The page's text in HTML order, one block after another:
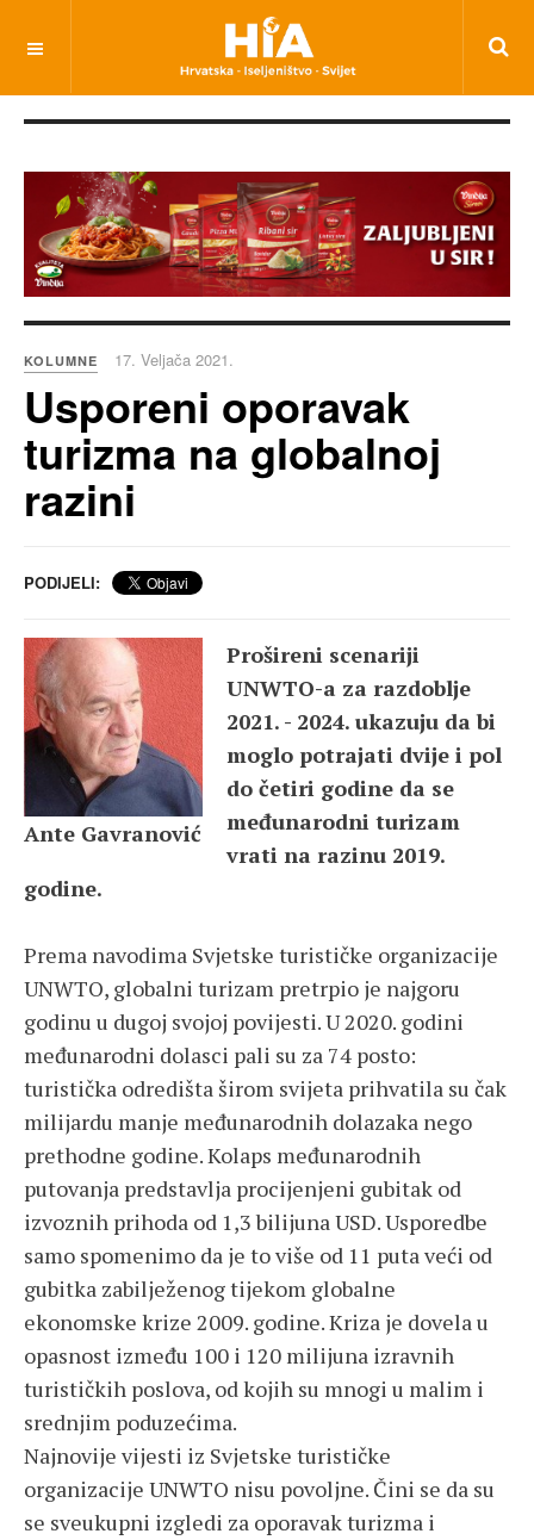
KOLUMNE 17. Veljača 2021.
Usporeni oporavak
turizma na globalnoj
razini
PODIJELI:
Ante Gavranović
Prošireni scenariji
UNWTO-a za razdoblje
2021. - 2024. ukazuju da bi
moglo potrajati dvije i pol
do četiri godine da se
međunarodni turizam
vrati na razinu 2019.
godine.
Prema navodima Svjetske turističke organizacije
UNWTO, globalni turizam pretrpio je najgoru
godinu u dugoj svojoj povijesti. U 2020. godini
međunarodni dolasci pali su za 74 posto:
turistička odredišta širom svijeta prihvatila su čak
milijardu manje međunarodnih dolazaka nego
prethodne godine. Kolaps međunarodnih
putovanja predstavlja procijenjeni gubitak od
izvoznih prihoda od 1,3 bilijuna USD. Usporedbe
samo spomenimo da je to više od 11 puta veći od
gubitka zabilježenog tijekom globalne
ekonomske krize 2009. godine. Kriza je dovela u
opasnost između 100 i 120 milijuna izravnih
turističkih poslova, od kojih su mnogi u malim i
srednjim poduzećima.
Najnovije vijesti iz Svjetske turističke
organizacije UNWTO nisu povoljne. Čini se da su
se sveukupni izgledi za oporavak turizma i